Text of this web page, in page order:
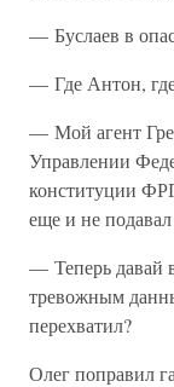
— Буслаев в
— Где Антон,
— Мой агент
Управлении
конституции
еще и не подавал
— Теперь давай
тревожным
перехватил?
Олег поправил